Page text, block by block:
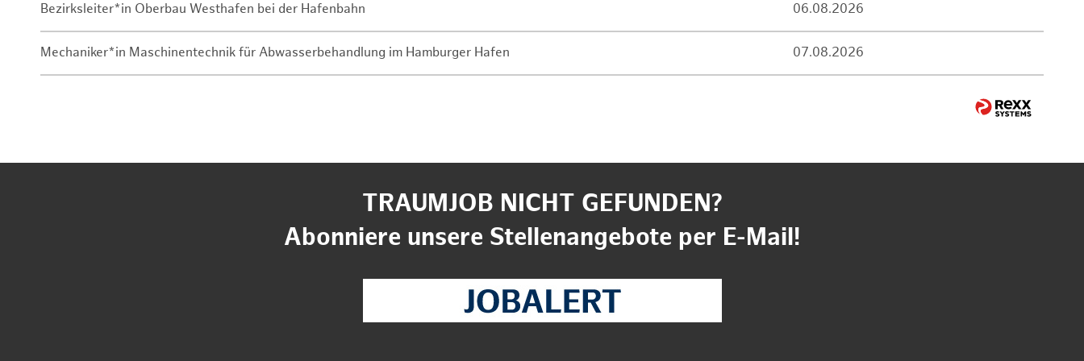
Bezirksleiter*in Oberbau Westhafen bei der Hafenbahn 06.08.2026
Mechaniker*in Maschinentechnik für Abwasserbehandlung im Hamburger Hafen 07.08.2026
TRAUMJOB NICHT GEFUNDEN?
Abonniere unsere Stellenangebote per E-Mail!